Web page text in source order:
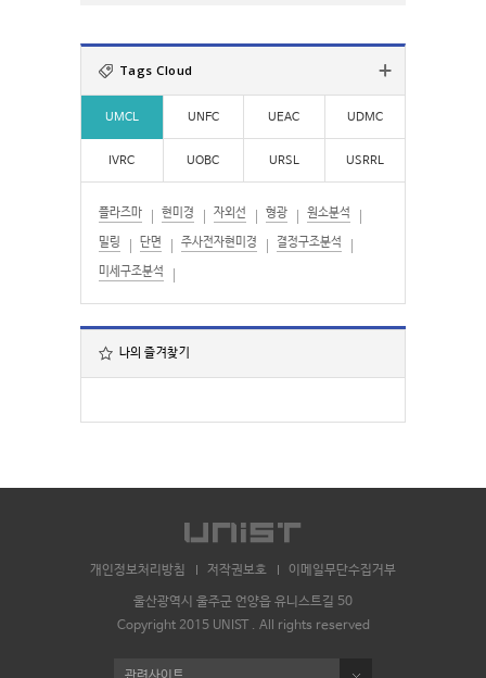
:
Tags Cloud
UMCL UNFC UEAC UDMC
IVRC UOBC URSL USRRL
플라즈마 현미경 자외선 형광 원소분석
밀링 단면 주사전자현미경 결정구조분석
미세구조분석
나의 즐겨찾기
개인정보처리방침 저작권보호 이메일무단수집거부
울산광역시 울주군 언양읍 유니스트길 50
Copyright 2015 UNIST . All rights reserved